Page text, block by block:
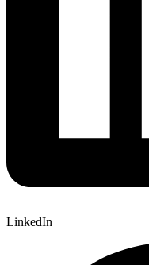
LinkedIn